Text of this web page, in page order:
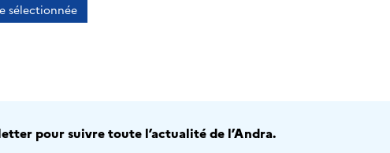
sélectionnée
pour suivre toute l’actualité de l’Andra.